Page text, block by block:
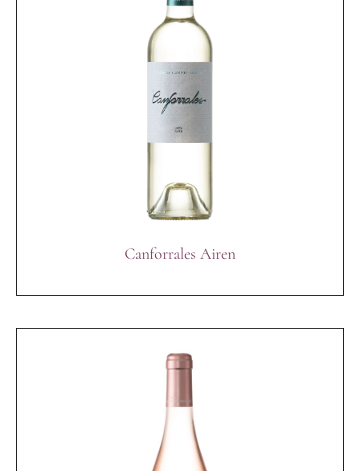
Canforrales Airen